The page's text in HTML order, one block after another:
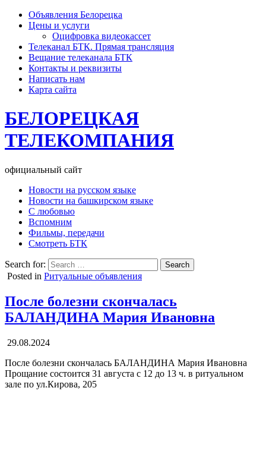
Объявления Белорецка
Цены и услуги
Оцифровка видеокассет
Телеканал БТК. Прямая трансляция
Вещание телеканала БТК
Контакты и реквизиты
Написать нам
Карта сайта
БЕЛОРЕЦКАЯ
ТЕЛЕКОМПАНИЯ
официальный сайт
Новости на русском языке
Новости на башкирском языке
С любовью
Вспомним
Фильмы, передачи
Смотреть БТК
Search for:
Posted in Ритуальные объявления
После болезни скончалась
БАЛАНДИНА Мария Ивановна
29.08.2024
После болезни скончалась БАЛАНДИНА Мария Ивановна
Прощание состоится 31 августа с 12 до 13 ч. в ритуальном
зале по ул.Кирова, 205